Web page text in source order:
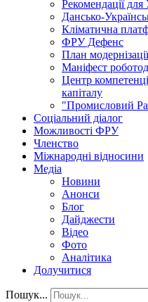
Рекомендації для
Дансько-
Кліматична
ФРУ Дефенс
План
Маніфест
Центр
капіталу
"Промисловий
Соціальний діалог
Можливості ФРУ
Членство
Міжнародні відносини
Медіа
Новини
Анонси
Блог
Дайджести
Відео
Фото
Аналітика
Долучитися
Пошук...